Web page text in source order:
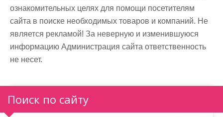
ознакомительных целях для помощи посетителям
сайта в поиске необходимых товаров и компаний. Не
является рекламой! За неверную и изменившуюся
информацию Администрация сайта ответственность
не несет.
Поиск по сайту